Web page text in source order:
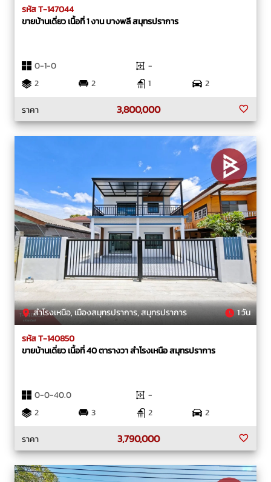
รหัส T-147044
ขายบ้านเดี่ยว เนื้อที่ 1 งาน บางพลี สมุทรปราการ
0-1-0
-
2
2 1
2
ราคา
3,800,000
สำโรงเหนือ, เมืองสมุทรปราการ, สมุทรปราการ 1 วัน
รหัส T-140850
ขายบ้านเดี่ยว เนื้อที่ 40 ตารางวา สำโรงเหนือ สมุทรปราการ
0-0-40.0
-
2
3 2
2
ราคา
3,790,000